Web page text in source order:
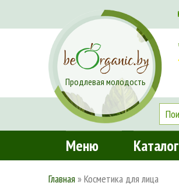
Продлевая молодость
Меню Каталог
Главная »Косметика для лица